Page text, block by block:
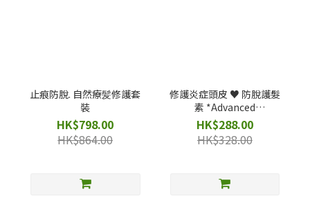
止痕防脫. 自然療髪修護套
裝
HK$798.00
HK$864.00
修護炎症頭皮 ♥️ 防脫護髮
素 *Advanced
Conditioner *抗頭瘡護理
方案
HK$288.00
HK$328.00